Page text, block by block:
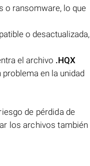
o ransomware, lo que
o desactualizada,
el archivo .HQX
en la unidad
de pérdida de
los archivos también